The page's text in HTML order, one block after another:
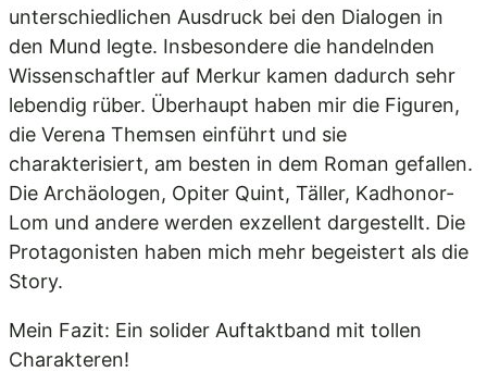
unterschiedlichen Ausdruck bei den Dialogen in
den Mund legte. Insbesondere die handelnden
Wissenschaftler auf Merkur kamen dadurch sehr
lebendig rüber. Überhaupt haben mir die Figuren,
die Verena Themsen einführt und sie
charakterisiert, am besten in dem Roman gefallen.
Die Archäologen, Opiter Quint, Täller, Kadhonor-
Lom und andere werden exzellent dargestellt. Die
Protagonisten haben mich mehr begeistert als die
Story.
Mein Fazit: Ein solider Auftaktband mit tollen
Charakteren!